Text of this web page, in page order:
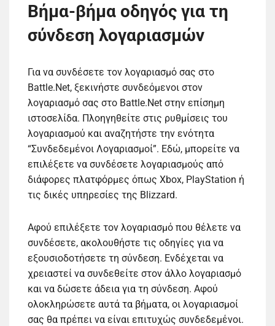
Βήμα-βήμα οδηγός για τη
σύνδεση λογαριασμών
Για να συνδέσετε τον λογαριασμό σας στο
Battle.Net, ξεκινήστε συνδεόμενοι στον
λογαριασμό σας στο Battle.Net στην επίσημη
ιστοσελίδα. Πλοηγηθείτε στις ρυθμίσεις του
λογαριασμού και αναζητήστε την ενότητα
“Συνδεδεμένοι Λογαριασμοί”. Εδώ, μπορείτε να
επιλέξετε να συνδέσετε λογαριασμούς από
διάφορες πλατφόρμες όπως Xbox, PlayStation ή
τις δικές υπηρεσίες της Blizzard.
Αφού επιλέξετε τον λογαριασμό που θέλετε να
συνδέσετε, ακολουθήστε τις οδηγίες για να
εξουσιοδοτήσετε τη σύνδεση. Ενδέχεται να
χρειαστεί να συνδεθείτε στον άλλο λογαριασμό
και να δώσετε άδεια για τη σύνδεση. Αφού
ολοκληρώσετε αυτά τα βήματα, οι λογαριασμοί
σας θα πρέπει να είναι επιτυχώς συνδεδεμένοι.